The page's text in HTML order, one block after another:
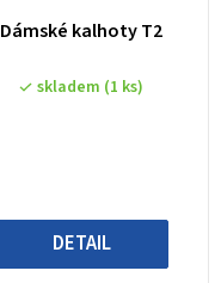
Dámské kalhoty T2
skladem (1 ks)
DETAIL